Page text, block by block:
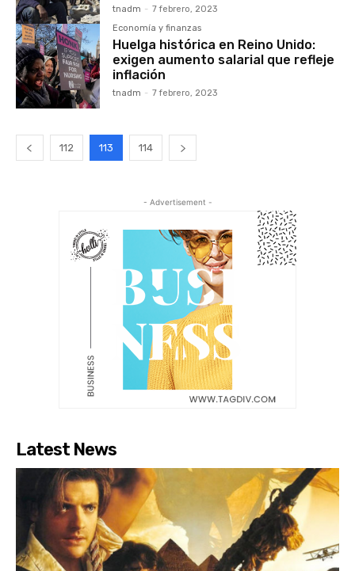
tnadm - 7 febrero, 2023
Economía y finanzas
Huelga histórica en Reino Unido:
exigen aumento salarial que refleje
inflación
tnadm - 7 febrero, 2023
112 113 114
- Advertisement -
Latest News